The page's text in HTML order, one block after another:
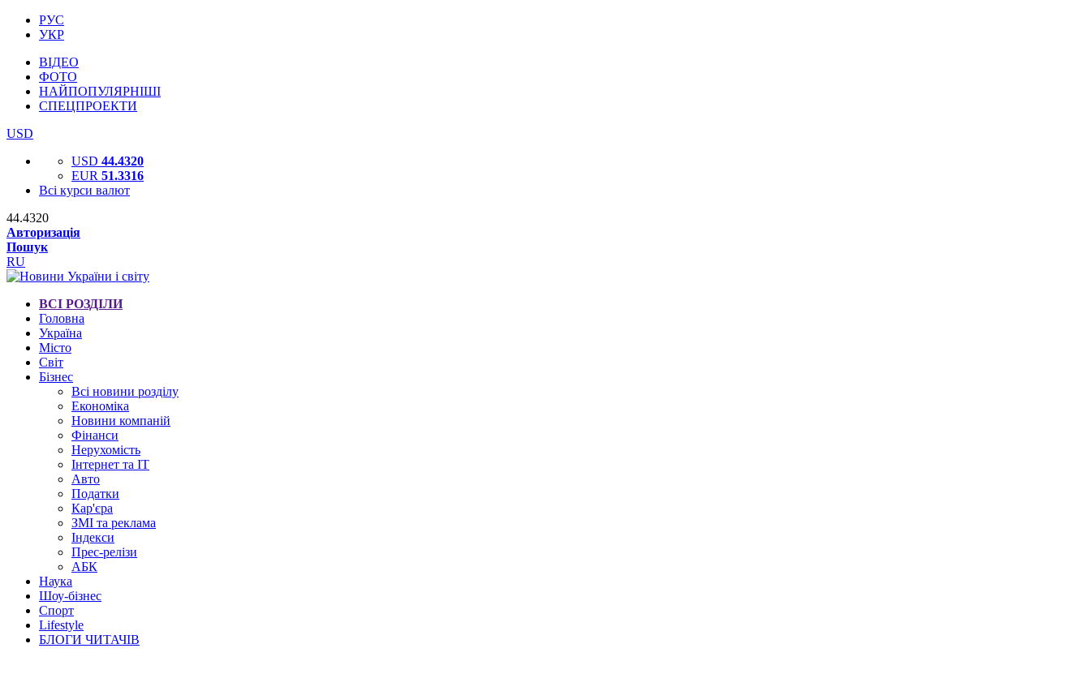
РУС
УКР
ВІДЕО
ФОТО
НАЙПОПУЛЯРНІШІ
СПЕЦПРОЕКТИ
USD
USD 44.4320
EUR 51.3316
Всі курси валют
44.4320
Авторизація
Пошук
RU
ВСІ РОЗДІЛИ
Головна
Україна
Місто
Світ
Бізнес
Всі новини розділу
Економіка
Новини компаній
Фінанси
Нерухомість
Інтернет та IT
Авто
Податки
Кар'єра
ЗМІ та реклама
Індекси
Прес-релізи
АБК
Наука
Шоу-бізнес
Спорт
Lifestyle
БЛОГИ ЧИТАЧІВ